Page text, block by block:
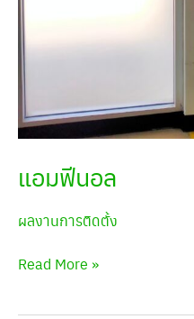
แอมฟีนอล
ผลงานการติดตั้ง
Read More »